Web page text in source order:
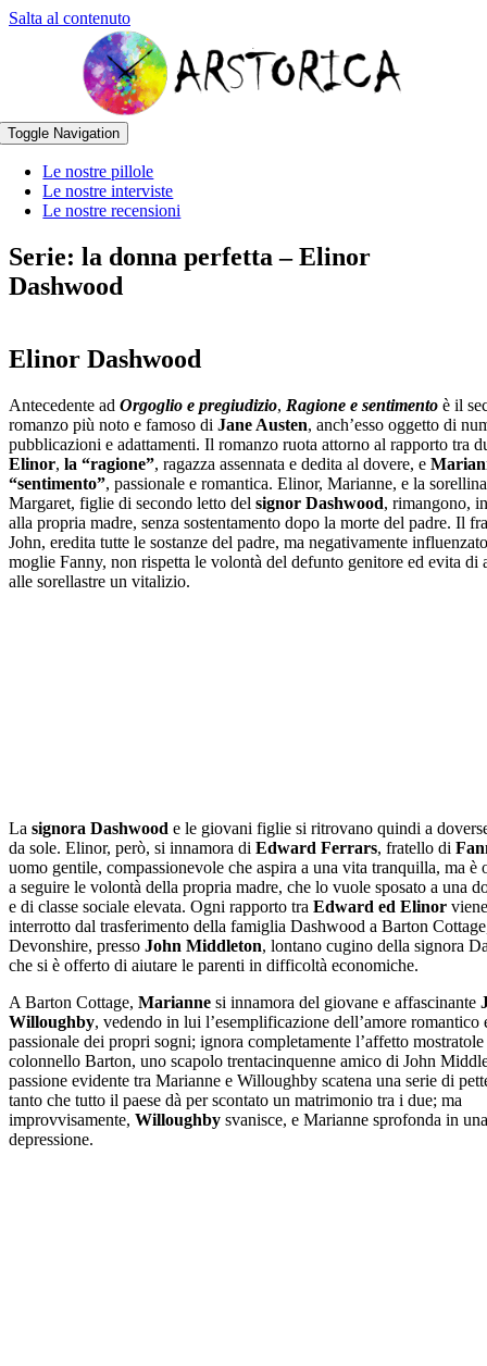
Salta al contenuto
Toggle Navigation
Le nostre pillole
Le nostre interviste
Le nostre recensioni
Serie: la donna perfetta – Elinor
Dashwood
Elinor Dashwood
Antecedente ad Orgoglio e pregiudizio, Ragione e sentimento è il
romanzo più noto e famoso di Jane Austen, anch’esso oggetto di
pubblicazioni e adattamenti. Il romanzo ruota attorno al rapporto tra
Elinor, la “ragione”, ragazza assennata e dedita al dovere, e
“sentimento”, passionale e romantica. Elinor, Marianne, e la sorellina
Margaret, figlie di secondo letto del signor Dashwood, rimangono,
alla propria madre, senza sostentamento dopo la morte del padre. Il
John, eredita tutte le sostanze del padre, ma negativamente
moglie Fanny, non rispetta le volontà del defunto genitore ed evita di
alle sorellastre un vitalizio.
La signora Dashwood e le giovani figlie si ritrovano quindi a
da sole. Elinor, però, si innamora di Edward Ferrars, fratello di
uomo gentile, compassionevole che aspira a una vita tranquilla, ma è
a seguire le volontà della propria madre, che lo vuole sposato a una
e di classe sociale elevata. Ogni rapporto tra Edward ed Elinor viene
interrotto dal trasferimento della famiglia Dashwood a Barton
Devonshire, presso John Middleton, lontano cugino della signora
che si è offerto di aiutare le parenti in difficoltà economiche.
A Barton Cottage, Marianne si innamora del giovane e affascinante
Willoughby, vedendo in lui l’esemplificazione dell’amore romantico
passionale dei propri sogni; ignora completamente l’affetto
colonnello Barton, uno scapolo trentacinquenne amico di John
passione evidente tra Marianne e Willoughby scatena una serie di
tanto che tutto il paese dà per scontato un matrimonio tra i due; ma
improvvisamente, Willoughby svanisce, e Marianne sprofonda in una
depressione.